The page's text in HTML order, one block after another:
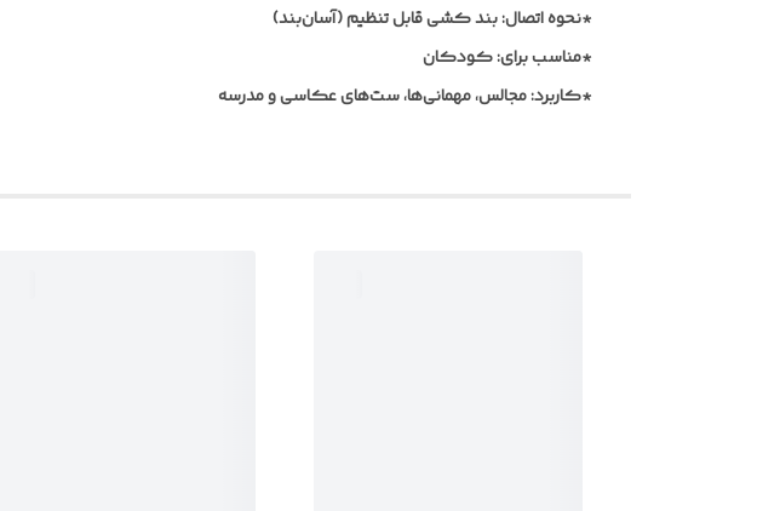
*نحوه اتصال:بند کشی قابل تنظیم (آسان‌بند)
*مناسب برای:کودکان
*کاربرد:مجالس، مهمانی‌ها، ست‌های عکاسی و مدرسه